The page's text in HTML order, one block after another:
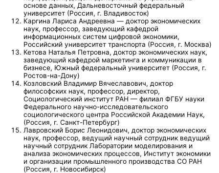
основе данных, Дальневосточный федеральный
университет (Россия, г. Владивосток)
Каргина Лариса Андреевна — доктор экономических
наук, профессор, заведующий кафедрой
информационных систем цифровой экономики,
Российский университет транспорта (Россия, г. Москва)
Кетова Наталья Петровна, доктор экономических наук,
заведующий кафедрой маркетинга и коммуникации в
бизнесе, Южный федеральный университет (Россия, г.
Ростов-на-Дону)
Козловский Владимир Вячеславович, доктор
философских наук, профессор, директор,
Социологический институт РАН — филиал ФГБУ науки
Федерального научно-исследовательского
социологического центра Российской Академии Наук,
(Россия, г. Санкт-Петербург)
Лавровский Борис Леонидович, доктор экономических
наук, профессор, ведущий научный сотрудник ведущий
научный сотрудник Лаборатории моделирования и
анализа экономических процессов, Институт экономики
и организации промышленного производства СО РАН
(Россия, г. Новосибирск)